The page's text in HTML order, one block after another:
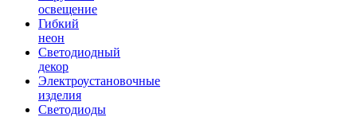
освещение
Гибкий
неон
Светодиодный
декор
Электроустановочные
изделия
Светодиоды